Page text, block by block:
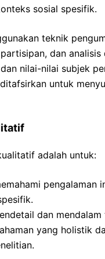
sosial spesifik.
teknik
dan
nilai-nilai subjek
untuk
adalah untuk:
dan
yang holistik